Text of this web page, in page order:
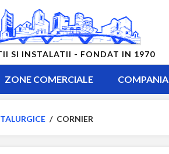
SI INSTALATII - FONDAT IN 1970
ZONE COMERCIALE COMPANIA
/ CORNIER